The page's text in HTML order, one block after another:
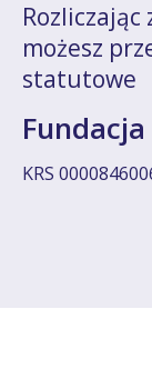
Rozliczając
możesz
statutowe
KRS